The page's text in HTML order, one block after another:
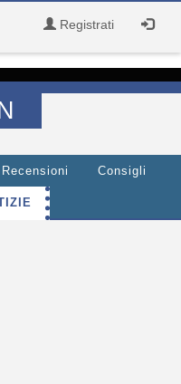
Registrati
Recensioni Consigli